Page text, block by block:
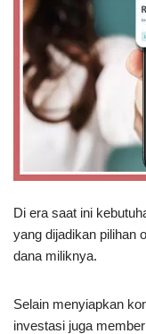
Di era saat ini
yang dijadikan pilihan
dana miliknya.
Selain menyiapkan
investasi juga